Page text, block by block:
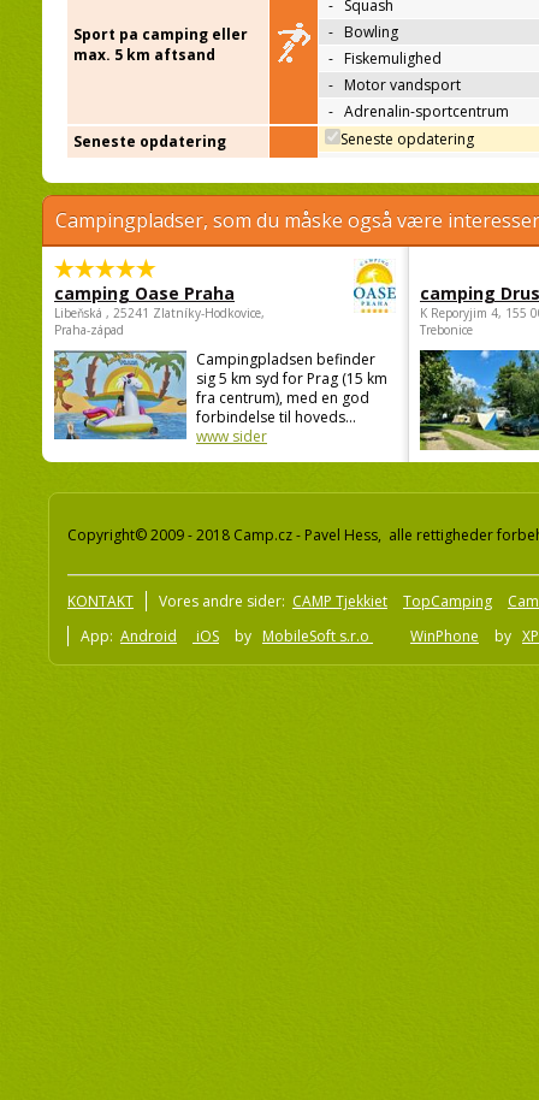
Sport pa camping eller
max. 5 km aftsand
- Squash
- Bowling
- Fiskemulighed
- Motor vandsport
- Adrenalin-sportcentrum
Seneste opdatering
Seneste opdatering
Campingpladser, som du måske også være
camping Oase Praha
Libeňská , 25241 Zlatníky-Hodkovice,
Praha-západ
Campingpladsen befinder
sig 5 km syd for Prag (15 km
fra centrum), med en god
forbindelse til hoveds...
www sider
camping
K Reporyjim 4, 155
Trebonice
Copyright© 2009 - 2018 Camp.cz - Pavel Hess, alle rettigheder
KONTAKT Vores andre sider: CAMP Tjekkiet TopCamping
App: Android iOS by MobileSoft s.r.o WinPhone by